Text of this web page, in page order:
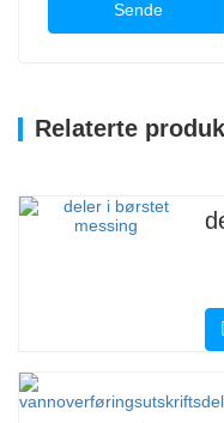
Sende
Relaterte